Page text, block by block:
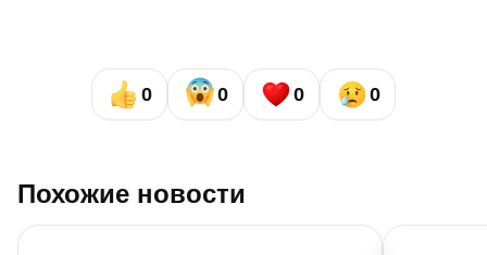
0 0 0 0
Похожие новости